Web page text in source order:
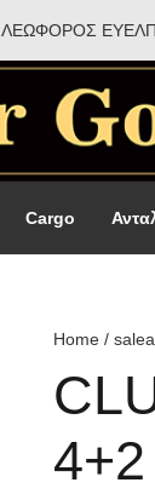
ΛΕΩΦΟΡΟΣ
Cargo
Home/